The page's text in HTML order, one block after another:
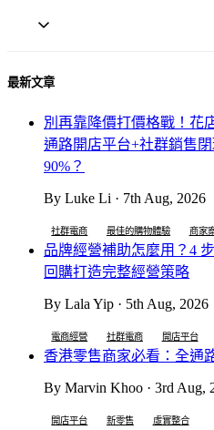
最新文章
別再靠降價打價格戰！花
通路開店平台+社群銷售
90%？
By Luke Li · 7th Aug, 2026
社群電商 最佳的購物體驗 商家
品牌經營補助怎麼用？4
回購打造完整經營策略
By Lala Yip · 5th Aug, 2026
電商經營 社群電商 開店平台
香港零售商家必看：全通
By Marvin Khoo · 3rd Aug,
開店平台 新零售 虛實整合